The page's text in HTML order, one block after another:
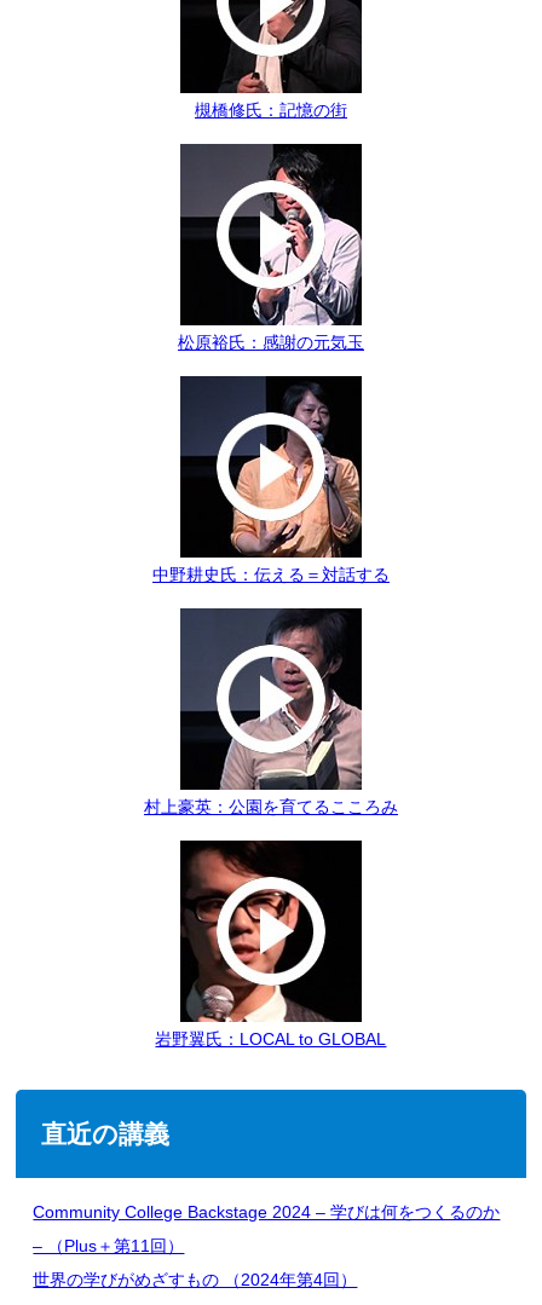
槻橋修氏：記憶の街
松原裕氏：感謝の元気玉
中野耕史氏：伝える＝対話する
村上豪英：公園を育てるこころみ
岩野翼氏：LOCAL to GLOBAL
直近の講義
Community College Backstage 2024 – 学びは何をつくるのか
– （Plus＋第11回）
世界の学びがめざすもの （2024年第4回）